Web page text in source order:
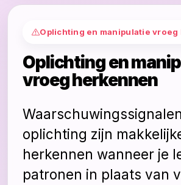
Oplichting en manipulatie
Oplichting en
vroeg herkennen
oplichting zijn
herkennen wanneer je
patronen in plaats van